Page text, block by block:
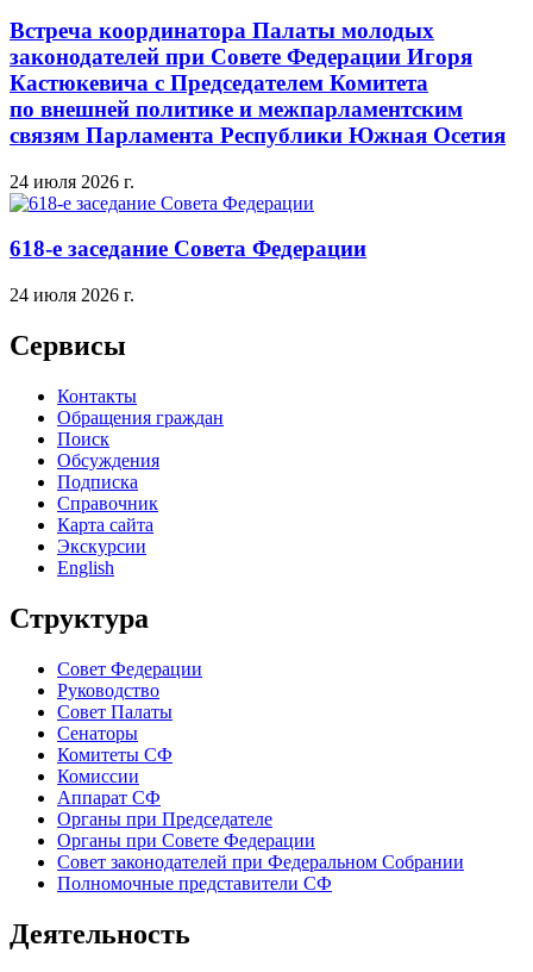
Встреча координатора Палаты молодых
законодателей при Совете Федерации Игоря
Кастюкевича с Председателем Комитета
по внешней политике и межпарламентским
связям Парламента Республики Южная Осетия
24 июля 2026 г.
618-е заседание Совета Федерации
24 июля 2026 г.
Сервисы
Контакты
Обращения граждан
Поиск
Обсуждения
Подписка
Справочник
Карта сайта
Экскурсии
English
Структура
Совет Федерации
Руководство
Совет Палаты
Сенаторы
Комитеты СФ
Комиссии
Аппарат СФ
Органы при Председателе
Органы при Совете Федерации
Совет законодателей при Федеральном Собрании
Полномочные представители СФ
Деятельность